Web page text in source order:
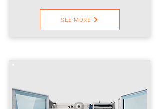
SEE MORE